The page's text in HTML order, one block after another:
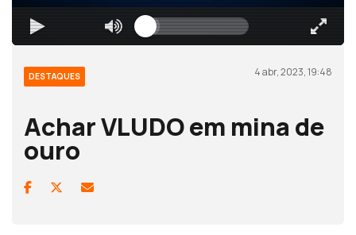
DESTAQUES 4 abr, 2023, 19:48
Achar VLUDO em mina de
ouro